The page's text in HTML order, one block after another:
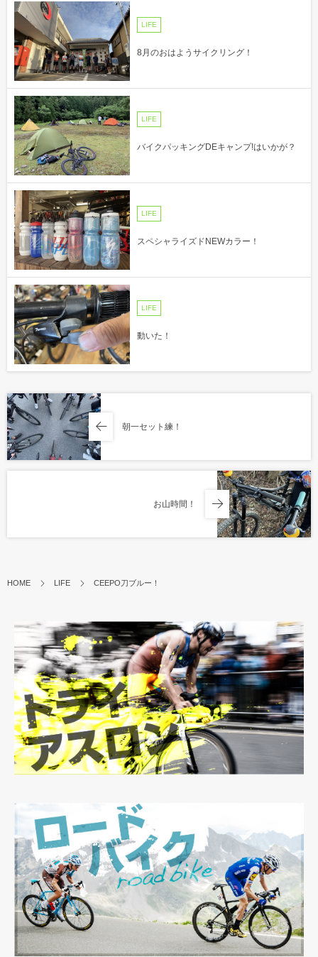
LIFE
8月のおはようサイクリング！
LIFE
バイクパッキングDEキャンプ!はいかが？
LIFE
スペシャライズドNEWカラー！
LIFE
動いた！
朝一セット練！
お山時間！
HOME LIFE CEEPO刀ブルー！